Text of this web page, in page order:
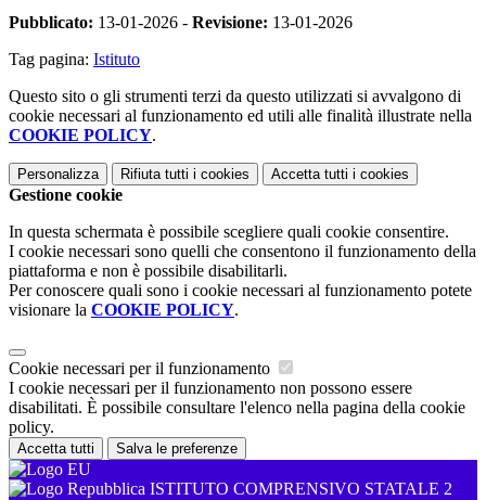
Pubblicato: 13-01-2026 - Revisione: 13-01-2026
Tag pagina: Istituto
Questo sito o gli strumenti terzi da questo utilizzati si avvalgono di
cookie necessari al funzionamento ed utili alle finalità illustrate nella
COOKIE POLICY.
Personalizza Rifiuta tutti i cookies Accetta tutti i cookies
Gestione cookie
In questa schermata è possibile scegliere quali cookie consentire.
I cookie necessari sono quelli che consentono il funzionamento della
piattaforma e non è possibile disabilitarli.
Per conoscere quali sono i cookie necessari al funzionamento potete
visionare la COOKIE POLICY.
Cookie necessari per il funzionamento
I cookie necessari per il funzionamento non possono essere
disabilitati. È possibile consultare l'elenco nella pagina della cookie
policy.
Accetta tutti Salva le preferenze
ISTITUTO COMPRENSIVO STATALE 2